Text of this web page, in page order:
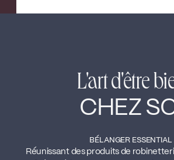
L'art d'être
CHEZ
BÉLANGER ESSENTIAL
Réunissant des produits de